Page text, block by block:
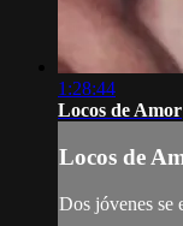
1:28:44
Locos de Amor
Locos de
Dos jóvenes se